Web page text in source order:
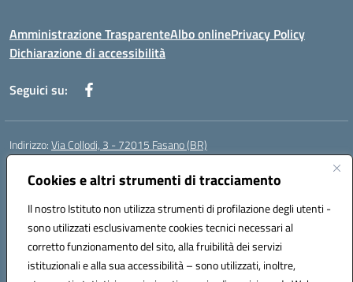
Cookies e altri strumenti di tracciamento
Il nostro Istituto non utilizza strumenti di profilazione degli utenti -
sono utilizzati esclusivamente cookies tecnici necessari al
corretto funzionamento del sito, alla fruibilità dei servizi
istituzionali e alla sua accessibilità – sono utilizzati, inoltre,
Amministrazione TrasparenteAlbo onlinePrivacy Policy
Dichiarazione di accessibilità
Seguici su:
Indirizzo:Via Collodi, 3 - 72015 Fasano (BR)
Centralino:
Posta elettronica certificata (PEC):bric839004@pec.istruzione.it
Codice fiscale: 90059320748
Codice meccanografico:BRIC839004
Codice Indice delle Pubbliche Amministrazioni (IPA): istsc_bree02200r
Codice unico di fatturazione (CUF): MIL3BD